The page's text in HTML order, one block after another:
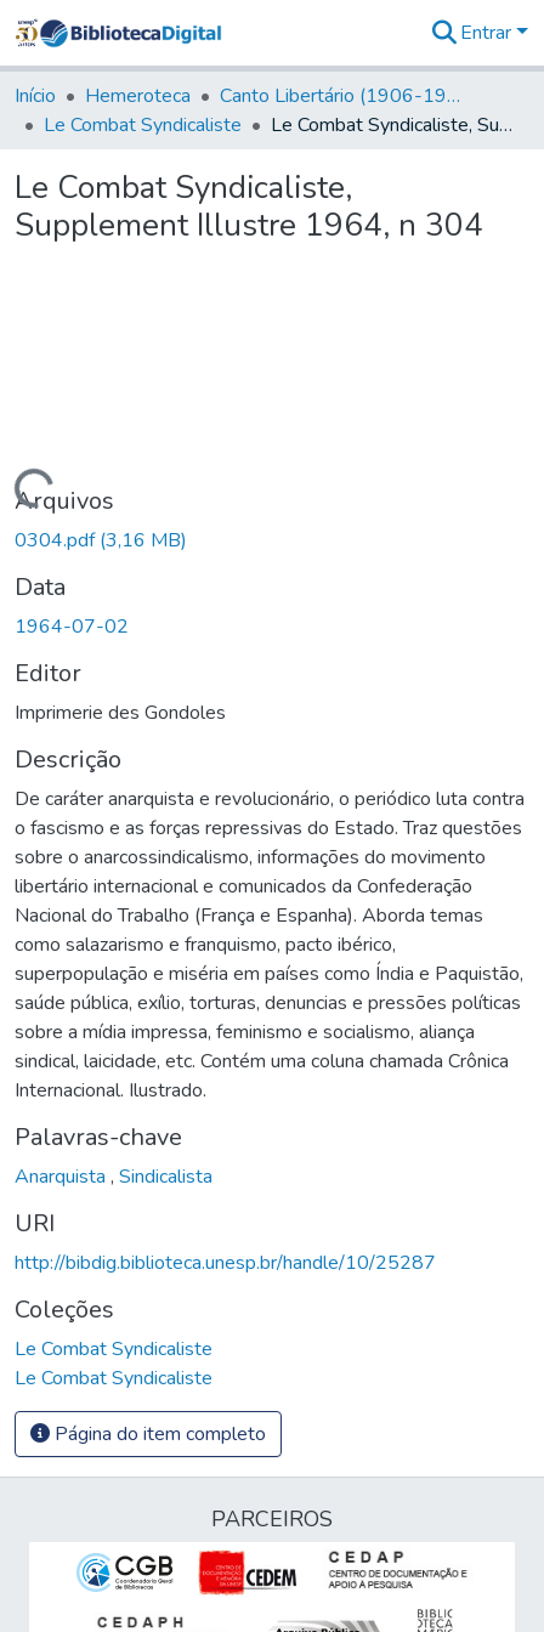
&
Coleções
Tudo na
Digital
Estatísticas
Entrar
Início Hemeroteca
Canto Libertário (1906-1995)
Le Combat Syndicaliste
Le Combat Syndicaliste, Supplement Illustre 1964, n 304
Le Combat Syndicaliste,
Supplement Illustre 1964, n 304
Carregando...
Arquivos
0304.pdf(3,16 MB)
Data
1964-07-02
Editor
Imprimerie des Gondoles
Descrição
De caráter anarquista e revolucionário, o periódico luta contra
o fascismo e as forças repressivas do Estado. Traz questões
sobre o anarcossindicalismo, informações do movimento
libertário internacional e comunicados da Confederação
Nacional do Trabalho (França e Espanha). Aborda temas
como salazarismo e franquismo, pacto ibérico,
superpopulação e miséria em países como Índia e Paquistão,
saúde pública, exílio, torturas, denuncias e pressões políticas
sobre a mídia impressa, feminismo e socialismo, aliança
sindical, laicidade, etc. Contém uma coluna chamada Crônica
Internacional. Ilustrado.
Palavras-chave
Anarquista , Sindicalista
URI
http://bibdig.biblioteca.unesp.br/handle/10/25287
Coleções
Le Combat Syndicaliste
Le Combat Syndicaliste
Página do item completo
PARCEIROS